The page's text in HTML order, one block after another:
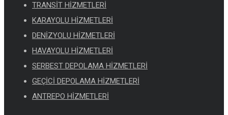
TRANSİT HİZMETLERİ
KARAYOLU HİZMETLERİ
DENİZYOLU HİZMETLERİ
HAVAYOLU HİZMETLERİ
SERBEST DEPOLAMA HİZMETLERİ
GEÇİCİ DEPOLAMA HİZMETLERİ
ANTREPO HİZMETLERİ